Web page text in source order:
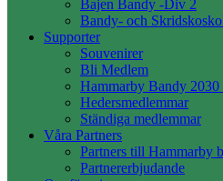
Bajen Bandy -Div 2
Bandy- och
Supporter
Souvenirer
Bli Medlem
Hammarby Bandy
Hedersmedlemmar
Ständiga medlemmar
Våra Partners
Partners till Hammarby
Partnererbjudande